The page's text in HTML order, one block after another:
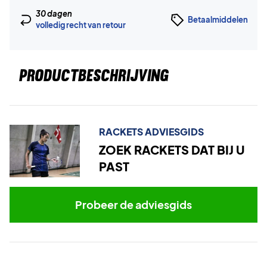
30 dagen
volledig recht van retour
Betaalmiddelen
PRODUCTBESCHRIJVING
RACKETS ADVIESGIDS
ZOEK RACKETS DAT BIJ U
PAST
Probeer de adviesgids